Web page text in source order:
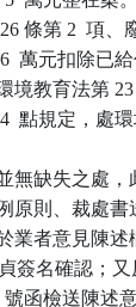
條第 2  項
6  萬元扣除
境教育法第
點規定，處
無缺失之處
原則、裁處
業者意見陳
簽名確認；又
號函檢送陳